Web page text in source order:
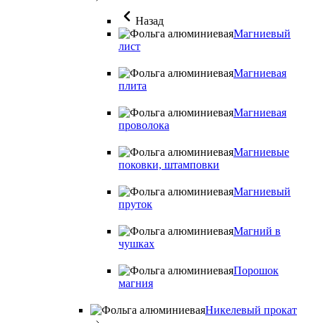
Назад
Магниевый
лист
Магниевая
плита
Магниевая
проволока
Магниевые
поковки, штамповки
Магниевый
пруток
Магний в
чушках
Порошок
магния
Никелевый прокат